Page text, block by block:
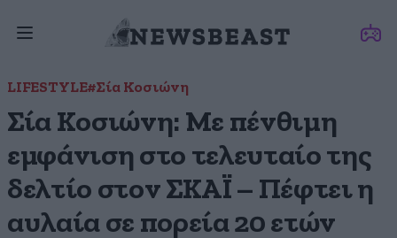
LIFESTYLE#Σία Κοσιώνη
Σία Κοσιώνη: Με πένθιμη
εμφάνιση στο τελευταίο της
δελτίο στον ΣΚΑΪ – Πέφτει η
αυλαία σε πορεία 20 ετών